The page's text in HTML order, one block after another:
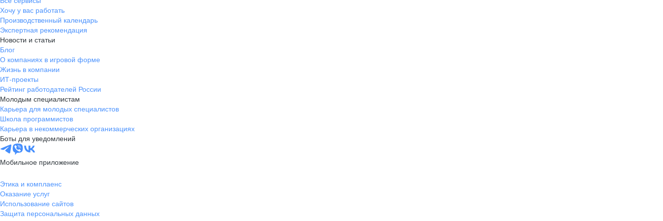
Хочу у вас работать
Производственный календарь
Экспертная рекомендация
Новости и статьи
Блог
О компаниях в игровой форме
Жизнь в компании
ИТ-проекты
Рейтинг работодателей России
Молодым специалистам
Карьера для молодых специалистов
Школа программистов
Карьера в некоммерческих организациях
Боты для уведомлений
Мобильное приложение
Этика и комплаенс
Оказание услуг
Использование сайтов
Защита персональных данных